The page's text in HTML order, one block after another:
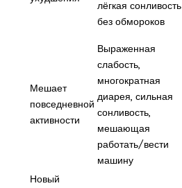
лёгкая сонливость
без обмороков
Мешает
повседневной
активности
Выраженная
слабость,
многократная
диарея, сильная
сонливость,
мешающая
работать/вести
машину
Новый